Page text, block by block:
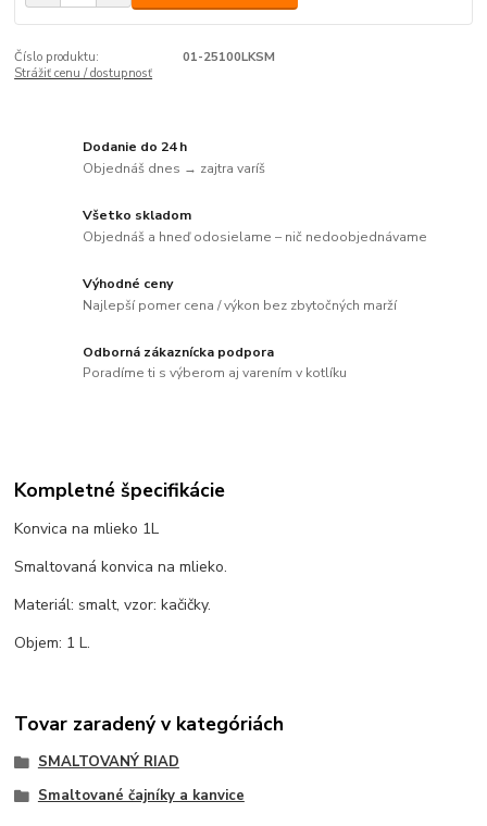
Číslo produktu:
01-25100LKSM
Strážiť cenu / dostupnosť
Dodanie do 24 h
Objednáš dnes → zajtra varíš
Všetko skladom
Objednáš a hneď odosielame – nič nedoobjednávame
Výhodné ceny
Najlepší pomer cena / výkon bez zbytočných marží
Odborná zákaznícka podpora
Poradíme ti s výberom aj varením v kotlíku
Kompletné špecifikácie
Konvica na mlieko 1L
Smaltovaná konvica na mlieko.
Materiál: smalt, vzor: kačičky.
Objem: 1 L.
Tovar zaradený v kategóriách
SMALTOVANÝ RIAD
Smaltované čajníky a kanvice